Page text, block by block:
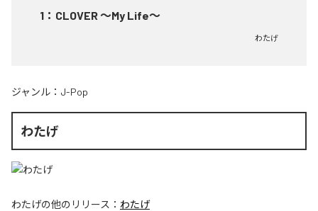
1 ： CLOVER ～My Life～
わたげ
ジャンル： J-Pop
わたげ
わたげの他のリリース： わたげ